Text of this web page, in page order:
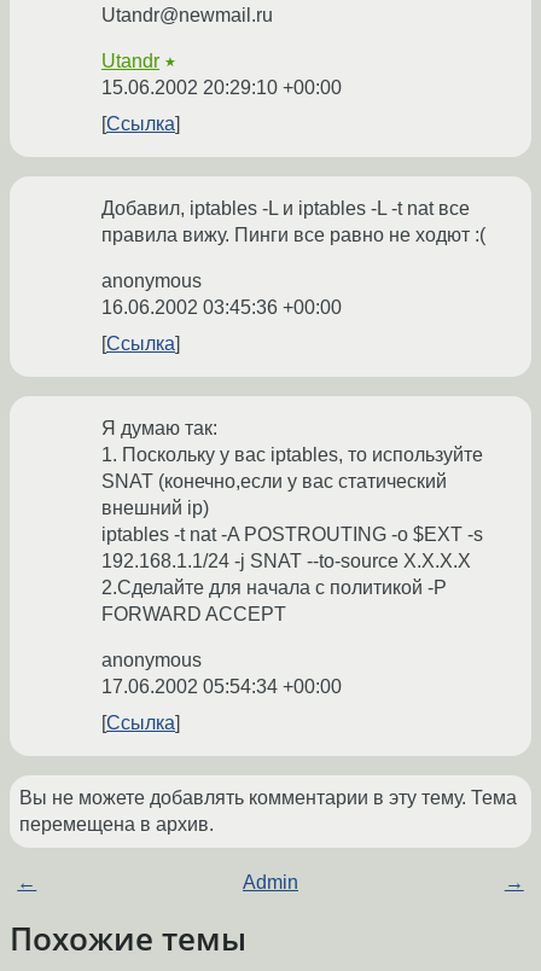
Utandr@newmail.ru
Utandr ★
15.06.2002 20:29:10 +00:00
Ссылка
Добавил, iptables -L и iptables -L -t nat все
правила вижу. Пинги все равно не ходют :(
anonymous
16.06.2002 03:45:36 +00:00
Ссылка
Я думаю так:
1. Поскольку у вас iptables, то используйте
SNAT (конечно,если у вас статический
внешний ip)
iptables -t nat -A POSTROUTING -o $EXT -s
192.168.1.1/24 -j SNAT --to-source X.X.X.X
2.Сделайте для начала c политикой -P
FORWARD ACCEPT
anonymous
17.06.2002 05:54:34 +00:00
Ссылка
Вы не можете добавлять комментарии в эту тему. Тема
перемещена в архив.
← Admin →
Похожие темы